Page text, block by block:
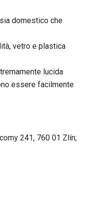
domestico che
vetro e plastica
lucida
essere facilmente
241, 760 01 Zlín;